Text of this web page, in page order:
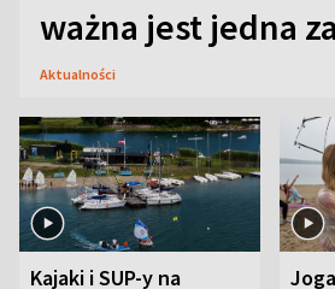
ważna jest jedna
Aktualności
Kajaki i SUP-y na